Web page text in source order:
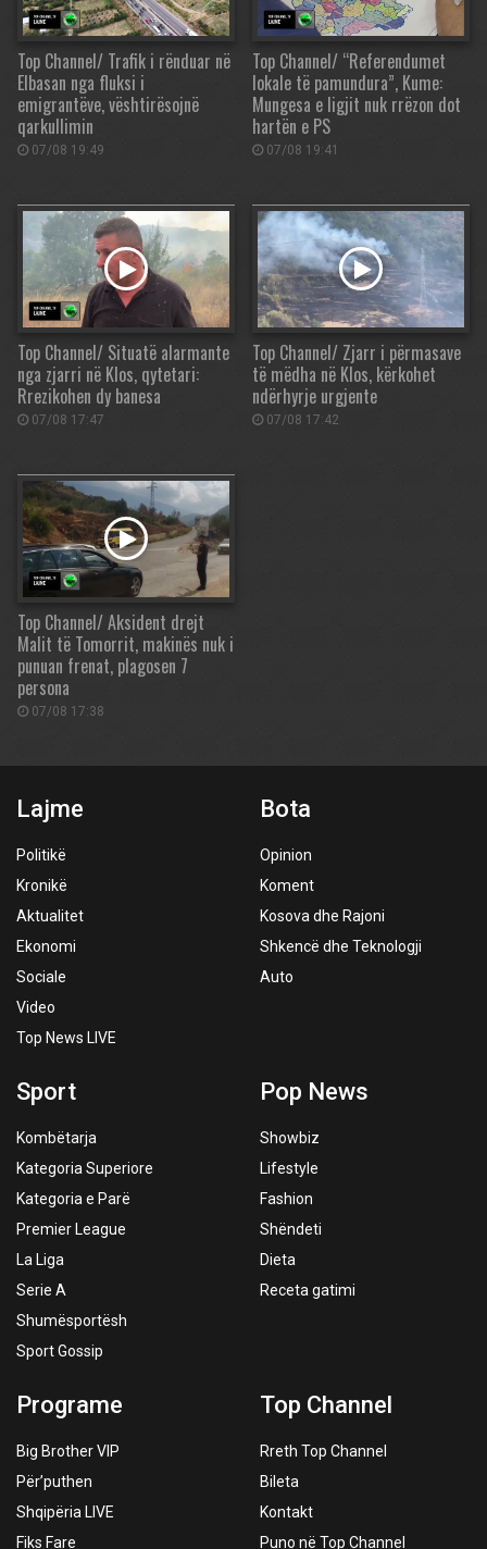
Top Channel/ Trafik i rënduar në
Elbasan nga fluksi i
emigrantëve, vështirësojnë
qarkullimin
07/08 19:49
Top Channel/ “Referendumet
lokale të pamundura”, Kume:
Mungesa e ligjit nuk rrëzon dot
hartën e PS
07/08 19:41
Top Channel/ Situatë alarmante
nga zjarri në Klos, qytetari:
Rrezikohen dy banesa
07/08 17:47
Top Channel/ Zjarr i përmasave
të mëdha në Klos, kërkohet
ndërhyrje urgjente
07/08 17:42
Top Channel/ Aksident drejt
Malit të Tomorrit, makinës nuk i
punuan frenat, plagosen 7
persona
07/08 17:38
Lajme
Politikë
Kronikë
Aktualitet
Ekonomi
Sociale
Video
Top News LIVE
Bota
Opinion
Koment
Kosova dhe Rajoni
Shkencë dhe Teknologji
Auto
Sport
Kombëtarja
Kategoria Superiore
Kategoria e Parë
Premier League
La Liga
Serie A
Shumësportësh
Sport Gossip
Pop News
Showbiz
Lifestyle
Fashion
Shëndeti
Dieta
Receta gatimi
Programe
Big Brother VIP
Për’puthen
Shqipëria LIVE
Fiks Fare
Top Channel
Rreth Top Channel
Bileta
Kontakt
Puno në Top Channel